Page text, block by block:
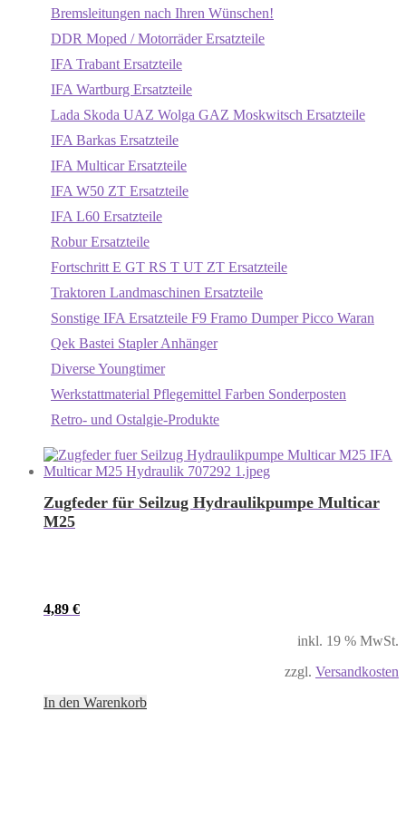
Bremsleitungen nach Ihren Wünschen!
DDR Moped / Motorräder Ersatzteile
IFA Trabant Ersatzteile
IFA Wartburg Ersatzteile
Lada Skoda UAZ Wolga GAZ Moskwitsch Ersatzteile
IFA Barkas Ersatzteile
IFA Multicar Ersatzteile
IFA W50 ZT Ersatzteile
IFA L60 Ersatzteile
Robur Ersatzteile
Fortschritt E GT RS T UT ZT Ersatzteile
Traktoren Landmaschinen Ersatzteile
Sonstige IFA Ersatzteile F9 Framo Dumper Picco Waran
Qek Bastei Stapler Anhänger
Diverse Youngtimer
Werkstattmaterial Pflegemittel Farben Sonderposten
Retro- und Ostalgie-Produkte
Zugfeder für Seilzug Hydraulikpumpe Multicar
M25
4,89 €
inkl. 19 % MwSt.
zzgl. Versandkosten
In den Warenkorb